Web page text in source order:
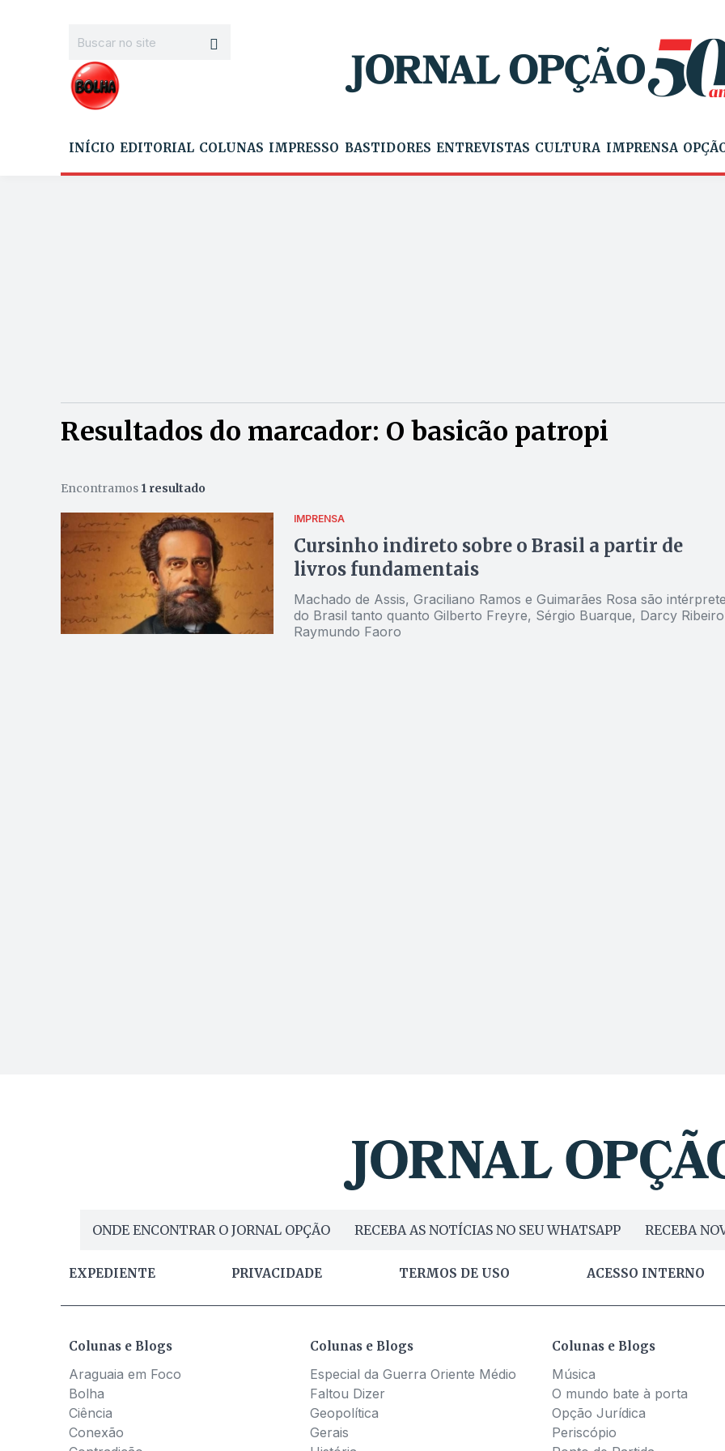
INÍCIO EDITORIAL COLUNAS IMPRESSO BASTIDORES ENTREVISTAS CULTURA IMPRENSA
Resultados do marcador: O basicão patropi
Encontramos 1 resultado
IMPRENSA
Cursinho indireto sobre o Brasil a partir de
livros fundamentais
Machado de Assis, Graciliano Ramos e Guimarães Rosa são
do Brasil tanto quanto Gilberto Freyre, Sérgio Buarque, Darcy
Raymundo Faoro
ONDE ENCONTRAR O JORNAL OPÇÃO RECEBA AS NOTÍCIAS NO SEU WHATSAPP RECEBA
EXPEDIENTE PRIVACIDADE TERMOS DE USO ACESSO INTERNO
Colunas e Blogs
Araguaia em Foco
Bolha
Ciência
Conexão
Colunas e Blogs
Especial da Guerra Oriente Médio
Faltou Dizer
Geopolítica
Gerais
Colunas e Blogs
Música
O mundo bate à porta
Opção Jurídica
Periscópio